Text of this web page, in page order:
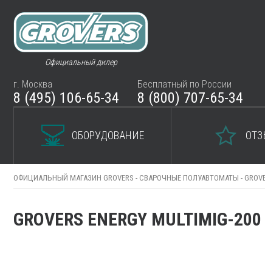
Официальный дилер
г. Москва
8 (495) 106-65-34
Бесплатный по России
8 (800) 707-65-34
ОБОРУДОВАНИЕ
ОФИЦИАЛЬНЫЙ МАГАЗИН GROVERS - СВАРОЧНЫЕ ПОЛУАВТОМАТЫ -
GROVERS ENERGY MULTIMIG-200